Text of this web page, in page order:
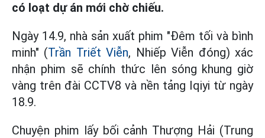
có loạt dự án mới chờ chiếu.
Ngày 14.9, nhà sản xuất phim "Đêm tối và bình
minh" (Trần Triết Viễn, Nhiếp Viễn đóng) xác
nhận phim sẽ chính thức lên sóng khung giờ
vàng trên đài CCTV8 và nền tảng Iqiyi từ ngày
18.9.
Chuyện phim lấy bối cảnh Thượng Hải (Trung